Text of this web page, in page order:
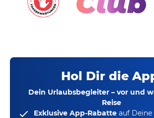
Hol Dir die
Dein Urlaubsbegleiter – vor und
Reise
Exklusive App-Rabatte auf